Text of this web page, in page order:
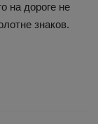
на дороге не
знаков.